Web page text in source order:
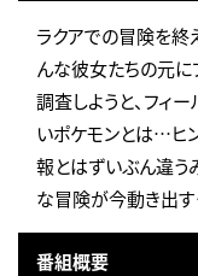
ラクアでの冒険を終
んな彼女たちの元に
調査しようと、フィ
いポケモンとは…ヒ
報とはずいぶん違う
な冒険が今動き出す
番組概要